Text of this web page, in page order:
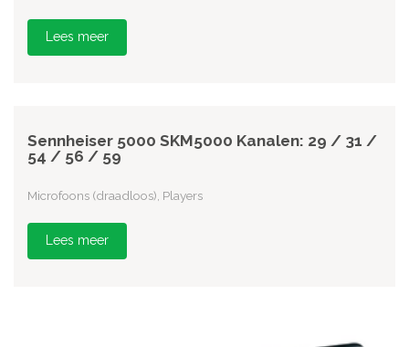
Lees meer
Sennheiser 5000 SKM5000 Kanalen: 29 / 31 /
54 / 56 / 59
Microfoons (draadloos), Players
Lees meer